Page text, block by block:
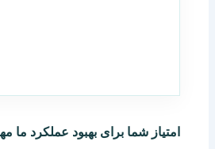
شما برای بهبود عملکرد ما مهم است